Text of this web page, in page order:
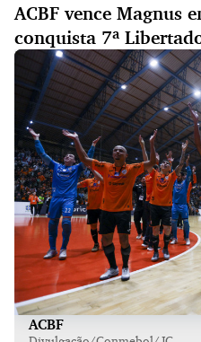
ACBF vence Magnus
conquista 7ª
ACBF